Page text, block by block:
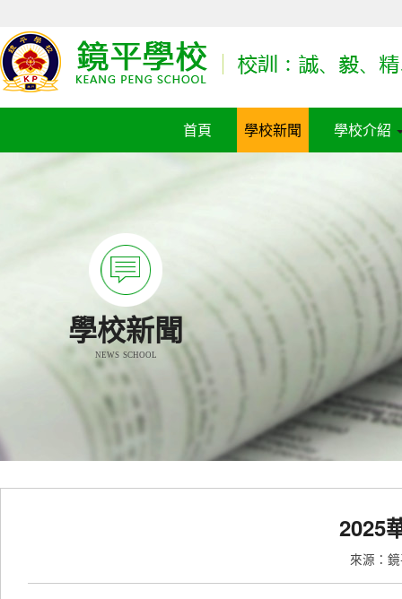
首頁 學校新聞 學校介紹
學校新聞
NEWS SCHOOL
2025
來源：